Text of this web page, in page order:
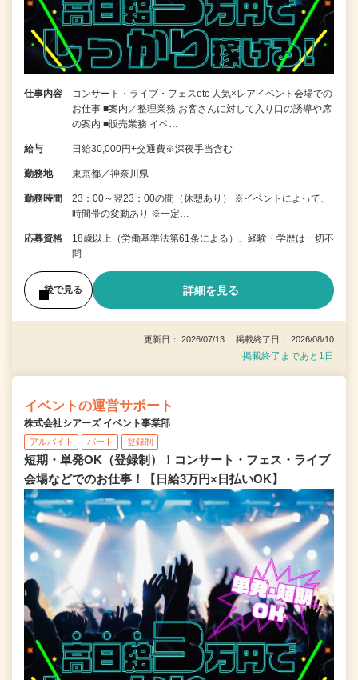
仕事内容
コンサート・ライブ・フェスetc 人気×レアイベント会場での
お仕事 ■案内／整理業務 お客さんに対して入り口の誘導や席
の案内 ■販売業務 イベ…
給与 日給30,000円+交通費※深夜手当含む
勤務地 東京都／神奈川県
勤務時間
23：00～翌23：00の間（休憩あり） ※イベントによって、
時間帯の変動あり ※一定…
応募資格
18歳以上（労働基準法第61条による）、経験・学歴は一切不
問
後で見る 詳細を見る
更新日： 2026/07/13 掲載終了日： 2026/08/10
掲載終了まであと1日
イベントの運営サポート
株式会社シアーズ イベント事業部
アルバイト パート 登録制
短期・単発OK（登録制）！コンサート・フェス・ライブ
会場などでのお仕事！【日給3万円×日払いOK】